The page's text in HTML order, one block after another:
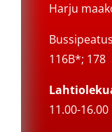
Harju
116B*; 178
11.00-16.00